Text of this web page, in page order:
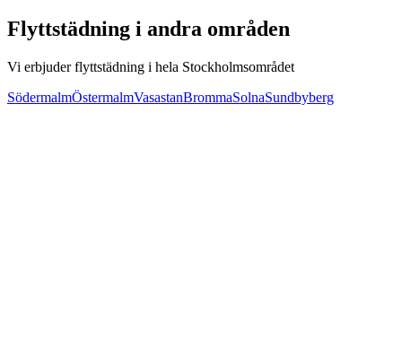
Flyttstädning i andra områden
Vi erbjuderflyttstädning i hela Stockholmsområdet
SödermalmÖstermalmVasastanBrommaSolnaSundbyberg